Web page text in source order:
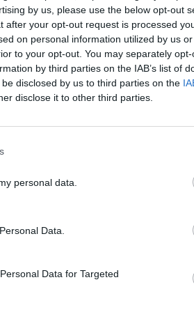
by us, please use the below opt-out
after your opt-out request is processed
on personal information utilized by us
to your opt-out. You may separately
by third parties on the IAB’s list of
disclosed by us to third parties on the
disclose it to other third parties.
personal data.
Data.
Data for Targeted
Cím: Dudás Attila
Műgyűjtők Háza kft.
Budapest
1023.Bp. Zsigmond tér 11.
1023
Telefon: 18008123
2013 nyarán nyitottuk meg
áron, gyorsan találjanak vevőt
változatos kínálatunkból.
Kedd-től péntek-ig 11.00-este 18.00